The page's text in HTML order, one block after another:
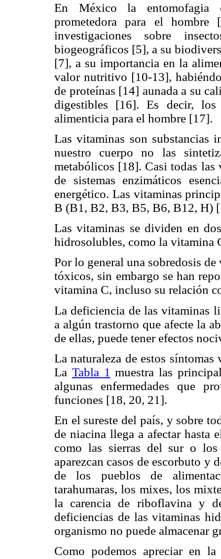
En México la entomofagia
prometedora para el
investigaciones sobre
biogeográficos [5], a su
[7], a su importancia en la
valor nutritivo [10-13],
de proteínas [14] aunada a su
digestibles [16]. Es decir, los
alimenticia para el hombre [17].
Las vitaminas son substancias
nuestro cuerpo no las
metabólicos [18]. Casi todas
de sistemas enzimáticos
energético. Las vitaminas
B (B1, B2, B3, B5, B6, B12, H)
Las vitaminas se dividen en
hidrosolubles, como la vitamina
Por lo general una sobredosis
tóxicos, sin embargo se han
vitamina C, incluso su relación
La deficiencia de las vitaminas
a algún trastorno que afecte la
de ellas, puede tener efectos
La naturaleza de estos
La Tabla 1 muestra las
algunas enfermedades que
funciones [18, 20, 21].
En el sureste del país, y sobre
de niacina llega a afectar hasta
como las sierras del sur o
aparezcan casos de escorbuto y
de los pueblos de
tarahumaras, los mixes, los
la carencia de riboflavina y
deficiencias de las vitaminas
organismo no puede almacenar
Como podemos apreciar en